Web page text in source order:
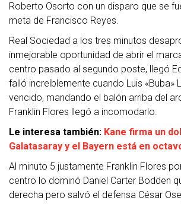
Roberto Osorto con un disparo que se
meta de Francisco Reyes.
Real Sociedad a los tres minutos
inmejorable oportunidad de abrir el
centro pasado al segundo poste, llegó
falló increíblemente cuando Luis «Buba»
vencido, mandando el balón arriba del
Franklin Flores llegó a incomodarlo.
Le interesa también: Kane firma un
Galatasaray y el Bayern está en
Al minuto 5 justamente Franklin Flores
centro lo dominó Daniel Carter Bodden
derecha pero salvó el defensa César